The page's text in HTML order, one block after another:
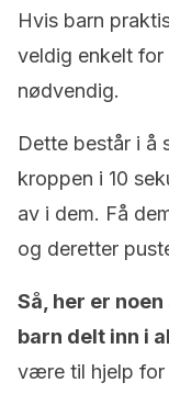
Hvis barn
veldig enkelt for
nødvendig.
Dette består i å
kroppen i 10
av i dem. Få
og deretter
Så, her er
barn delt inn i
være til hjelp for